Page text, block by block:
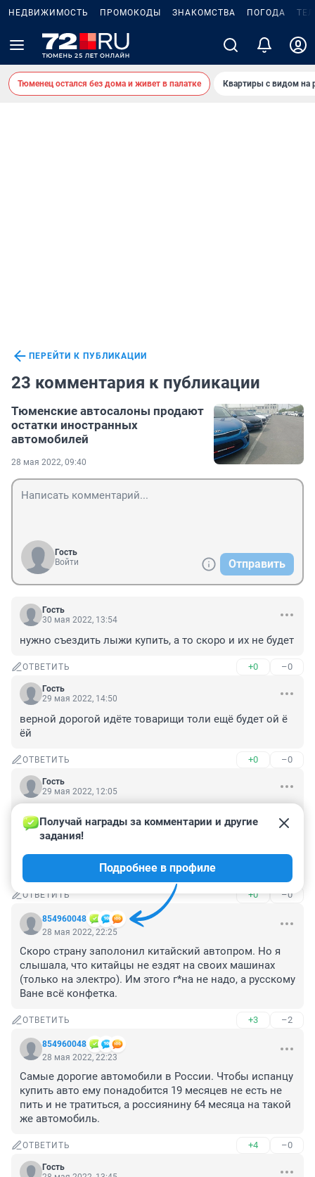
НЕДВИЖИМОСТЬ ПРОМОКОДЫ ЗНАКОМСТВА ПОГОДА
Тюменец остался без дома и живет в палатке Квартиры с видом на
ПЕРЕЙТИ К ПУБЛИКАЦИИ
23 комментария к публикации
Тюменские автосалоны продают
остатки иностранных
автомобилей
28 мая 2022, 09:40
Гость
Войти
Отправить
Гость
30 мая 2022, 13:54
нужно съездить лыжи купить, а то скоро и их не будет
ОТВЕТИТЬ +0 –0
Гость
29 мая 2022, 14:50
верной дорогой идёте товарищи толи ещё будет ой ё
ёй
ОТВЕТИТЬ +0 –0
Гость
29 мая 2022, 12:05
детство и юность ВВП. Машины по талонам, обувь
дубовая, полки пустые. Народ в беспробудном
пьянстве. Плюсы : меньше мусора от упаковочных
материалов, на дорогах пустота !
ОТВЕТИТЬ +0 –0
854960048
Получай награды за комментарии и другие
задания!
Подробнее в профиле
28 мая 2022, 22:25
Скоро страну заполонил китайский автопром. Но я
слышала, что китайцы не ездят на своих машинах
(только на электро). Им этого г*на не надо, а русскому
Ване всё конфетка.
ОТВЕТИТЬ +3 –2
854960048
28 мая 2022, 22:23
Самые дорогие автомобили в России. Чтобы испанцу
купить авто ему понадобится 19 месяцев не есть не
пить и не тратиться, а россиянину 64 месяца на такой
же автомобиль.
ОТВЕТИТЬ +4 –0
Гость